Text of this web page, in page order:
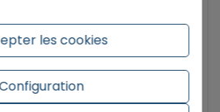
La maison allie un design
à la fonctionnalité et à
savoir plus
les cookies